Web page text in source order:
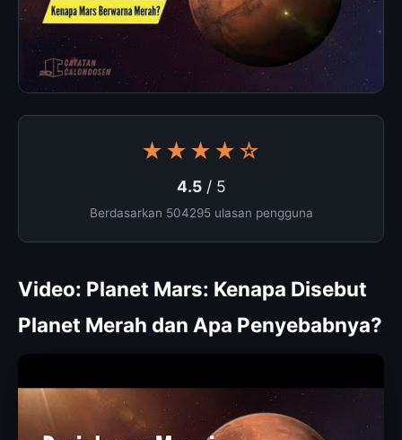
★★★★☆
4.5/ 5
Berdasarkan 504295 ulasan pengguna
Video: Planet Mars: Kenapa Disebut
Planet Merah dan Apa Penyebabnya?